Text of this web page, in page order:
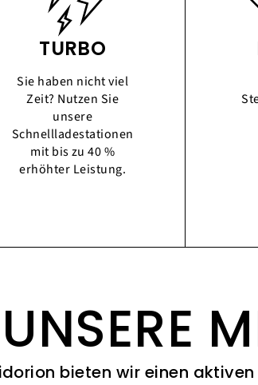
TURBO
Sie haben nicht viel
Zeit? Nutzen Sie
unsere
Schnellladestationen
mit bis zu 40 %
erhöhter Leistung.
UNSERE
bieten wir einen